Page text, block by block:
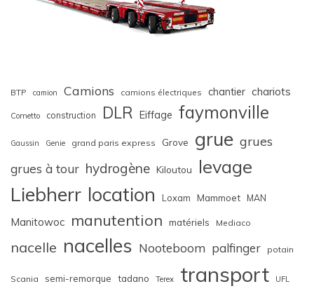
BTP camion Camions camions électriques chantier chariots
Cometto construction DLR Eiffage faymonville
Gaussin Genie grand paris express Grove grue grues
grues à tour hydrogène Kiloutou levage
Liebherr location Loxam Mammoet MAN
Manitowoc manutention matériels Mediaco
nacelle nacelles Nooteboom palfinger potain
Scania semi-remorque tadano Terex transport UFL